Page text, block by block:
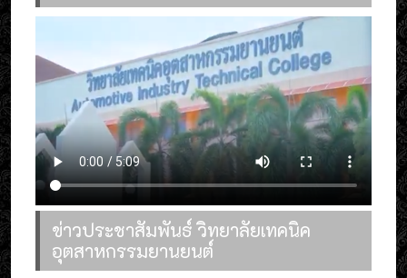
ข่าวประชาสัมพันธ์ วิทยาลัยเทคนิค
อุตสาหกรรมยานยนต์